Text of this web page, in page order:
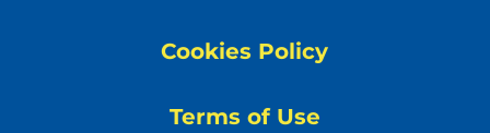
Cookies Policy
Terms of Use